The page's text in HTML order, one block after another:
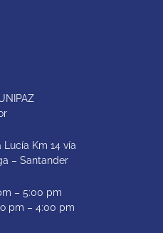
Km 14 vía
– Santander
– 5:00 pm
pm – 4:00 pm